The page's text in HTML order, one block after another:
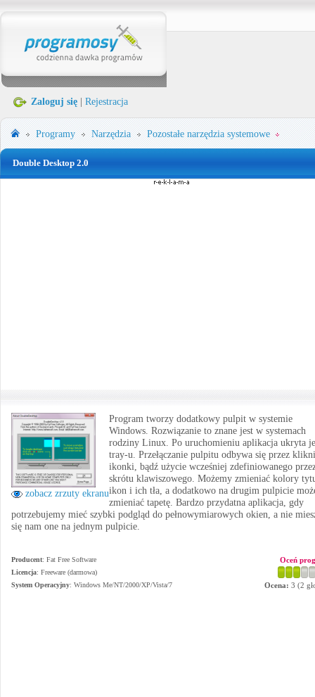
Zaloguj się Rejestracja
Programy Narzędzia Pozostałe narzędzia systemowe
Double Desktop 2.0
zobacz zrzuty ekranu
Program tworzy dodatkowy pulpit w systemie
Windows. Rozwiązanie to znane jest w systemach
rodziny Linux. Po uruchomieniu aplikacja ukryta
tray-u. Przełączanie pulpitu odbywa się przez
ikonki, bądź użycie wcześniej zdefiniowanego
skrótu klawiszowego. Możemy zmieniać kolory
ikon i ich tła, a dodatkowo na drugim pulpicie
zmieniać tapetę. Bardzo przydatna aplikacja, gdy
potrzebujemy mieć szybki podgląd do pełnowymiarowych okien, a nie
się nam one na jednym pulpicie.
Producent: Fat Free Software
Licencja: Freeware (darmowa)
System Operacyjny: Windows Me/NT/2000/XP/Vista/7
Oceń
Ocena: 3 (2